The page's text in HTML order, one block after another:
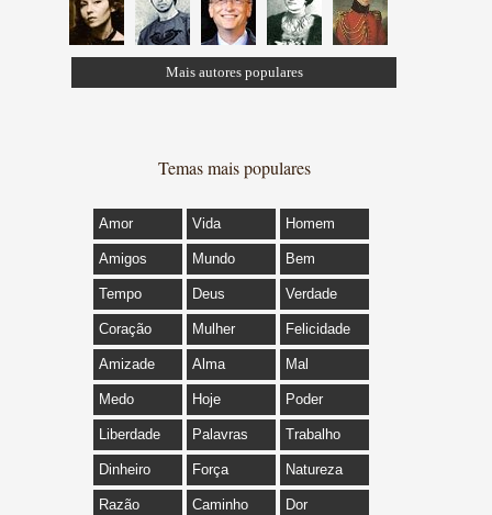
Mais autores populares
Temas mais populares
Amor Vida Homem
Amigos Mundo Bem
Tempo Deus Verdade
Coração Mulher Felicidade
Amizade Alma Mal
Medo Hoje Poder
Liberdade Palavras Trabalho
Dinheiro Força Natureza
Razão Caminho Dor